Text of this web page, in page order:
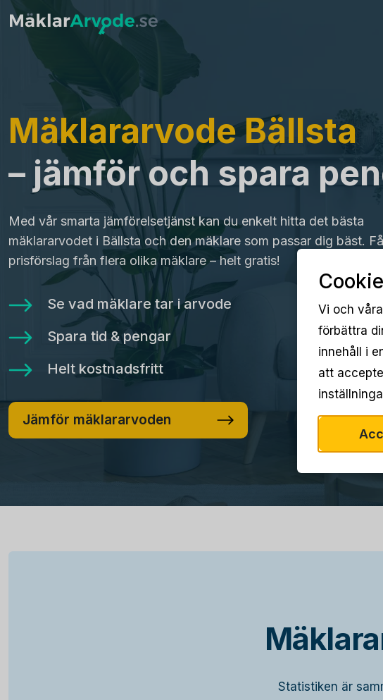
Mäklararvode Bällsta
– jämför och spara
Med vår smarta jämförelsetjänst kan du enkelt hitta det bästa
mäklararvodet i Bällsta och den mäklare som passar dig bäst. Få
prisförslag från flera olika mäklare – helt gratis!
Se vad mäklare tar i arvode
Spara tid & pengar
Helt kostnadsfritt
Jämför mäklararvoden
Statistiken är
Vi och
förbättra
innehåll i
att